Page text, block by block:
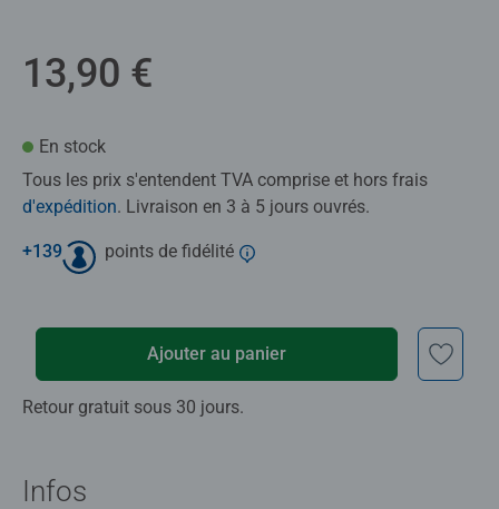
13,90 €
En stock
Tous les prix s'entendent TVA comprise et hors frais
d'expédition. Livraison en 3 à 5 jours ouvrés.
+139 points de fidélité
Ajouter au panier
Retour gratuit sous 30 jours.
Infos